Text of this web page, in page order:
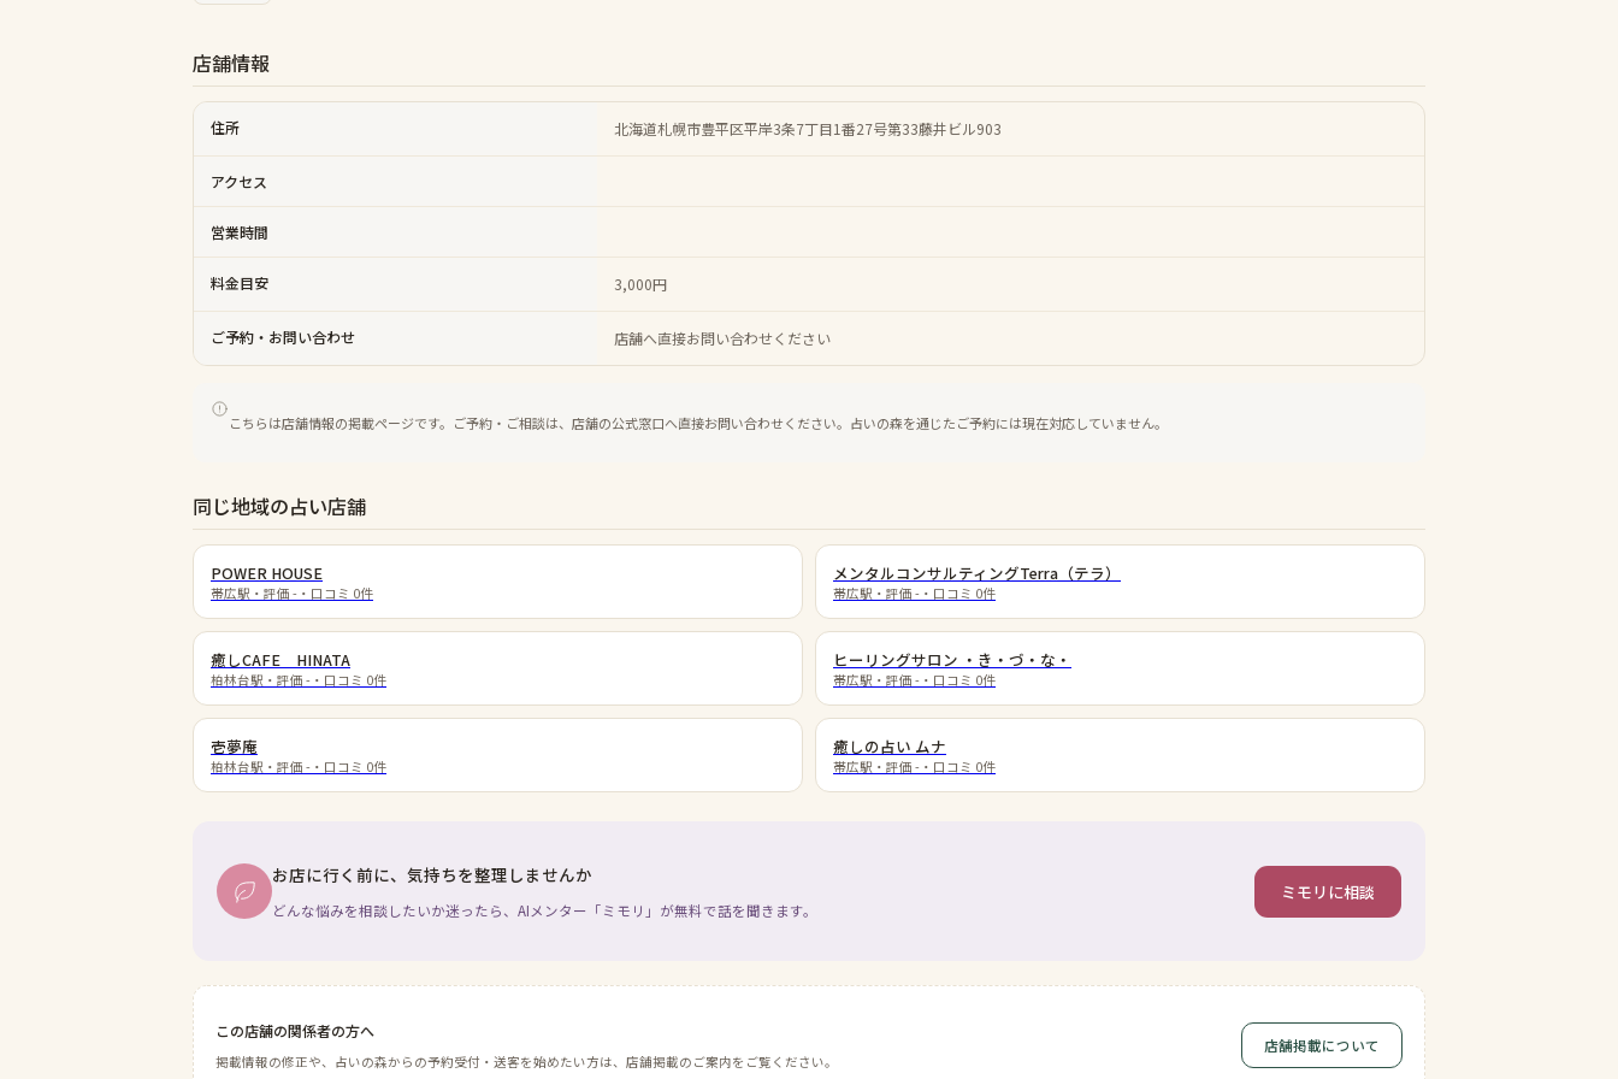
店舗情報
住所 北海道札幌市豊平区平岸3条7丁目1番27号第33藤井ビル903
アクセス
営業時間
料金目安 3,000円
ご予約・お問い合わせ 店舗へ直接お問い合わせください
こちらは店舗情報の掲載ページです。ご予約・ご相談は、店舗の公式窓口へ直接お問い合わせください。占いの森を通じたご予約には現在対応していません。
同じ地域の占い店舗
POWER HOUSE
帯広駅 ・評価 - ・口コミ 0件
メンタルコンサルティングTerra（テラ）
帯広駅 ・評価 - ・口コミ 0件
癒しCAFE HINATA
柏林台駅 ・評価 - ・口コミ 0件
ヒーリングサロン ・き・づ・な・
帯広駅 ・評価 - ・口コミ 0件
壱夢庵
柏林台駅 ・評価 - ・口コミ 0件
癒しの占い ムナ
帯広駅 ・評価 - ・口コミ 0件
お店に行く前に、気持ちを整理しませんか
どんな悩みを相談したいか迷ったら、AIメンター「ミモリ」が無料で話を聞きます。
ミモリに相談
この店舗の関係者の方へ
掲載情報の修正や、占いの森からの予約受付・送客を始めたい方は、店舗掲載のご案内をご覧ください。
店舗掲載について